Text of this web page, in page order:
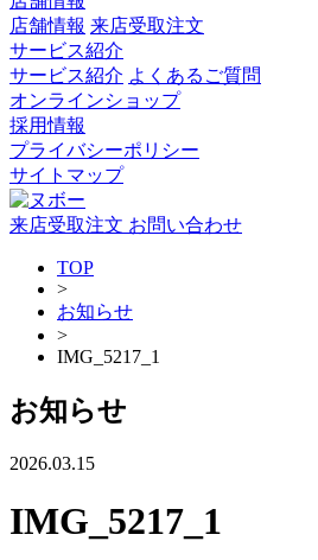
店舗情報 来店受取注文
サービス紹介
サービス紹介 よくあるご質問
オンラインショップ
採用情報
プライバシーポリシー
サイトマップ
来店受取注文 お問い合わせ
TOP
>
お知らせ
>
IMG_5217_1
お知らせ
2026.03.15
IMG_5217_1